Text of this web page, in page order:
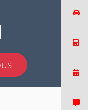
de quelques minutes.